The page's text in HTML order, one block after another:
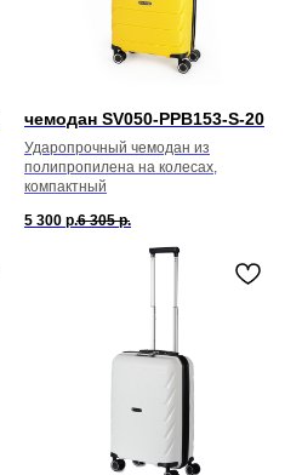
чемодан SV050-PPB153-S-20
Ударопрочный чемодан из
полипропилена на колесах,
компактный
5 300 р.6 305 р.